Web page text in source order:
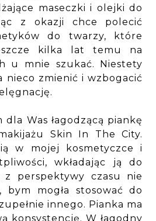
maseczki i olejki do
z okazji chce polecić
do twarzy, które
kilka lat temu na
u mnie szukać. Niestety
nieco zmienić i wzbogacić
Was łagodzącą piankę
Skin In The City.
w mojej kosmetyczce i
wkładając ją do
perspektywy czasu nie
bym mogła stosować do
innego. Pianka ma
konsystencję. W łagodny